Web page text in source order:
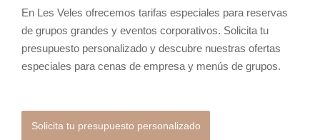
En Les Veles ofrecemos tarifas especiales para reservas
de grupos grandes y eventos corporativos. Solicita tu
presupuesto personalizado y descubre nuestras ofertas
especiales para cenas de empresa y menús de grupos.
Solicita tu presupuesto personalizado